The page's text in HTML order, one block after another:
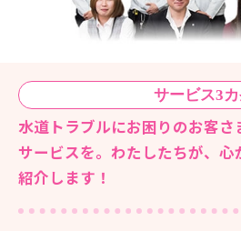
サービス3
水道トラブルにお困りのお客さ
サービスを。 わたしたちが、心
紹介します！